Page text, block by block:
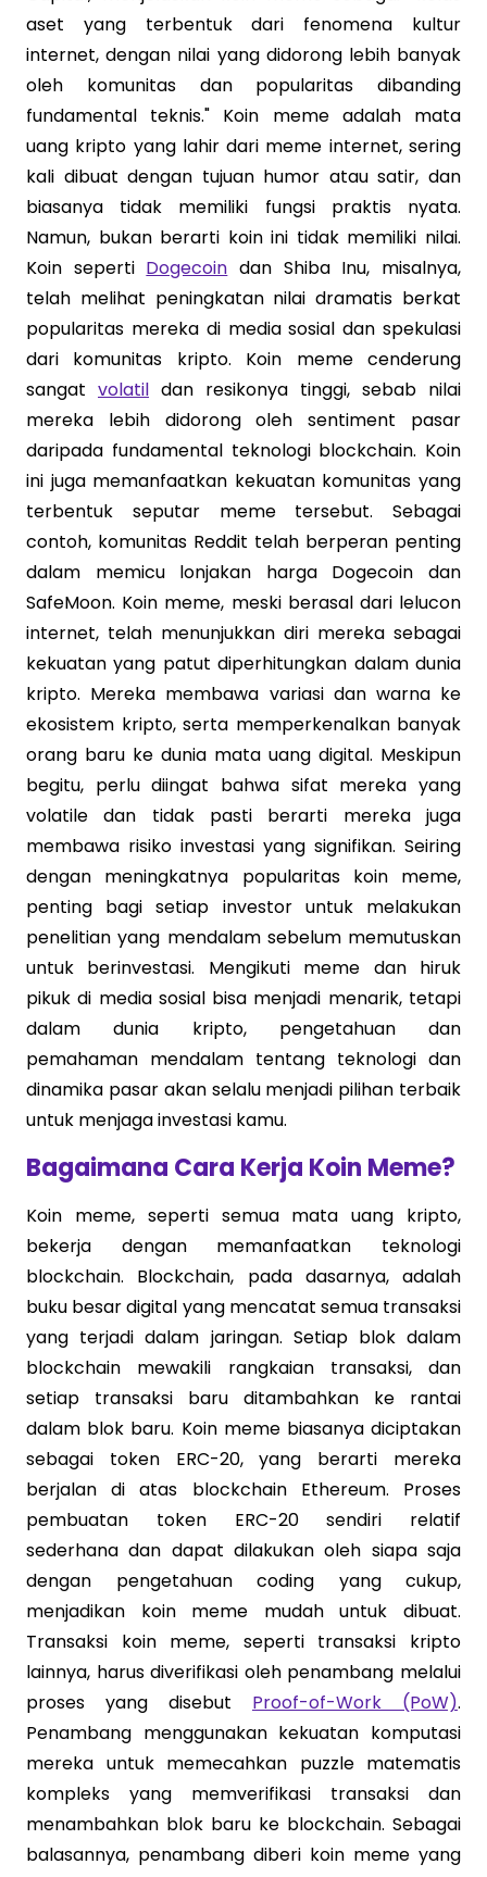
aset yang terbentuk dari fenomena kultur
internet, dengan nilai yang didorong lebih banyak
oleh komunitas dan popularitas dibanding
fundamental teknis." Koin meme adalah mata
uang kripto yang lahir dari meme internet, sering
kali dibuat dengan tujuan humor atau satir, dan
biasanya tidak memiliki fungsi praktis nyata.
Namun, bukan berarti koin ini tidak memiliki nilai.
Koin seperti Dogecoin dan Shiba Inu, misalnya,
telah melihat peningkatan nilai dramatis berkat
popularitas mereka di media sosial dan spekulasi
dari komunitas kripto. Koin meme cenderung
sangat volatil dan resikonya tinggi, sebab nilai
mereka lebih didorong oleh sentiment pasar
daripada fundamental teknologi blockchain. Koin
ini juga memanfaatkan kekuatan komunitas yang
terbentuk seputar meme tersebut. Sebagai
contoh, komunitas Reddit telah berperan penting
dalam memicu lonjakan harga Dogecoin dan
SafeMoon. Koin meme, meski berasal dari lelucon
internet, telah menunjukkan diri mereka sebagai
kekuatan yang patut diperhitungkan dalam dunia
kripto. Mereka membawa variasi dan warna ke
ekosistem kripto, serta memperkenalkan banyak
orang baru ke dunia mata uang digital. Meskipun
begitu, perlu diingat bahwa sifat mereka yang
volatile dan tidak pasti berarti mereka juga
membawa risiko investasi yang signifikan. Seiring
dengan meningkatnya popularitas koin meme,
penting bagi setiap investor untuk melakukan
penelitian yang mendalam sebelum memutuskan
untuk berinvestasi. Mengikuti meme dan hiruk
pikuk di media sosial bisa menjadi menarik, tetapi
dalam dunia kripto, pengetahuan dan
pemahaman mendalam tentang teknologi dan
dinamika pasar akan selalu menjadi pilihan terbaik
untuk menjaga investasi kamu.
Bagaimana Cara Kerja Koin Meme?
Koin meme, seperti semua mata uang kripto,
bekerja dengan memanfaatkan teknologi
blockchain. Blockchain, pada dasarnya, adalah
buku besar digital yang mencatat semua transaksi
yang terjadi dalam jaringan. Setiap blok dalam
blockchain mewakili rangkaian transaksi, dan
setiap transaksi baru ditambahkan ke rantai
dalam blok baru. Koin meme biasanya diciptakan
sebagai token ERC-20, yang berarti mereka
berjalan di atas blockchain Ethereum. Proses
pembuatan token ERC-20 sendiri relatif
sederhana dan dapat dilakukan oleh siapa saja
dengan pengetahuan coding yang cukup,
menjadikan koin meme mudah untuk dibuat.
Transaksi koin meme, seperti transaksi kripto
lainnya, harus diverifikasi oleh penambang melalui
proses yang disebut Proof-of-Work (PoW).
Penambang menggunakan kekuatan komputasi
mereka untuk memecahkan puzzle matematis
kompleks yang memverifikasi transaksi dan
menambahkan blok baru ke blockchain. Sebagai
balasannya, penambang diberi koin meme yang